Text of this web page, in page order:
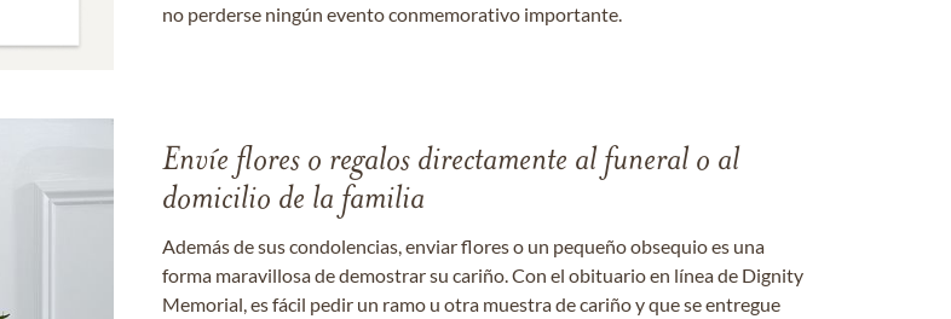
no perderse ningún evento conmemorativo importante.
Envíe flores o regalos directamente al funeral o al
domicilio de la familia
Además de sus condolencias, enviar flores o un pequeño obsequio es una
forma maravillosa de demostrar su cariño. Con el obituario en línea de Dignity
Memorial, es fácil pedir un ramo u otra muestra de cariño y que se entregue